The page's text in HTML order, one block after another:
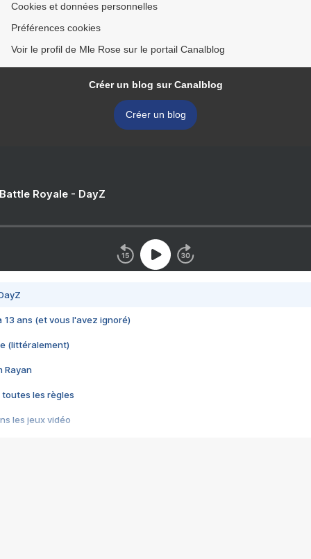
Cookies et données personnelles
Préférences cookies
Voir le profil de Mle Rose sur le portail Canalblog
Créer un blog sur Canalblog
Créer un blog
Royale - DayZ
13 ans (et vous l'avez ignoré)
(littéralement)
Rayan
toutes les règles
les jeux vidéo